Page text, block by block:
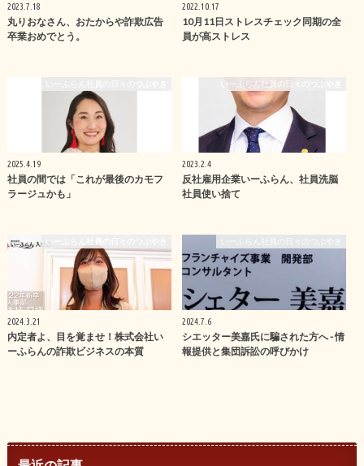
2023.7.18
丸りおなさん、おたからや詐欺広告
卒業おめでとう。
2022.10.17
10月11日ストレスチェック同期の全
員が高ストレス
2025.4.19
社員の間では「これが最後のカモフ
ラージュかも」
いーふらん社員の日々のつぶやき
2023.2.4
反社雇用企業いーふらん、社員洗脳
社員使い捨て
いーふらん社員の日々のつぶやき
2024.3.21
内定者よ、目を覚ませ！株式会社い
ーふらんの詐欺ビジネスの本質
2024.7.6
シエッター美嘉氏に騙された方へ - 情
報提供と集団訴訟の呼びかけ